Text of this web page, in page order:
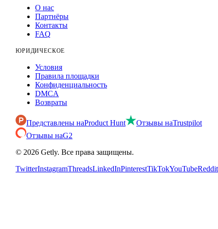
О нас
Партнёры
Контакты
FAQ
ЮРИДИЧЕСКОЕ
Условия
Правила площадки
Конфиденциальность
DMCA
Возвраты
Представлены наProduct Hunt Отзывы наTrustpilot
Отзывы наG2
© 2026 Getly. Все права защищены.
TwitterInstagramThreadsLinkedInPinterestTikTokYouTubeReddit